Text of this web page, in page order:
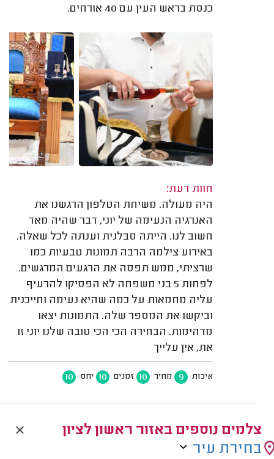
כנסת בראש העין עם 40 אורחים.
חוות דעת:
היה מעולה. משיחת הטלפון הרגשנו את
האנרגיה הנעימה של יוני, דבר שהיה מאד
חשוב לנו. הייתה סבלנית וענתה לכל שאלה.
באירוע צילמה הרבה תמונות טבעיות כמו
שרציתי, ממש תפסה את הרגעים המרגשים.
לפחות 5 בני משפחה לא הפסיקו להרעיף
עליה מחמאות על כמה שהיא נעימה וחייכנית
וביקשו את המספר שלה. התמונות יצאו
מדהימות. הבחירה הכי הכי טובה שלנו יוני זו
את, אין עלייך
איכות 9 מחיר 10 זמנים 10 יחס 10
צלמים נוספים באזור ראשון לציון
בחירת עיר